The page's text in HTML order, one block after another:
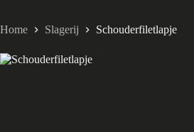
Home Slagerij Schouderfiletlapje